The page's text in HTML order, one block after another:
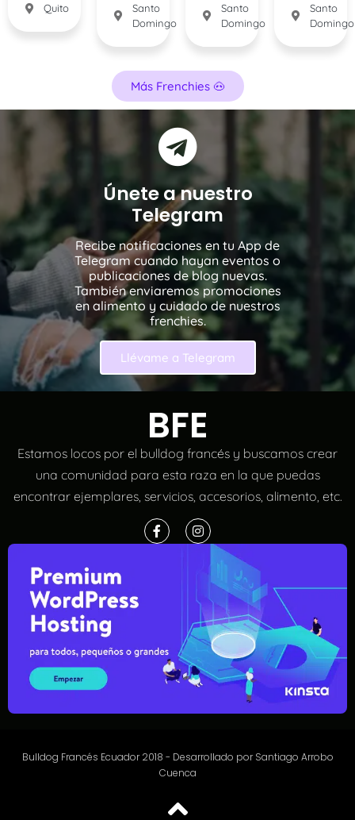
Quito
Santo
Domingo
Santo
Domingo
Santo
Domingo
Más Frenchies 🐽
Únete a nuestro
Telegram
Recibe notificaciones en tu App de
Telegram cuando hayan eventos o
publicaciones de blog nuevas.
También enviaremos promociones
en alimento y cuidado de nuestros
frenchies.
Llévame a Telegram
BFE
Estamos locos por el bulldog francés y buscamos crear
una comunidad para esta raza en la que puedas
encontrar ejemplares, servicios, accesorios, alimento, etc.
Bulldog Francés Ecuador 2018 - Desarrollado por Santiago Arrobo
Cuenca